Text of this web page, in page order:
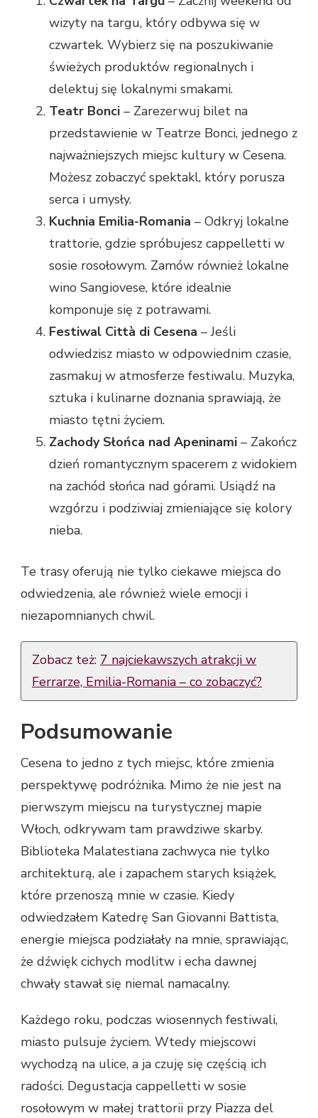
wizyty na targu, który odbywa się w
czwartek. Wybierz się na poszukiwanie
świeżych produktów regionalnych i
delektuj się lokalnymi smakami.
Teatr Bonci – Zarezerwuj bilet na
przedstawienie w Teatrze Bonci, jednego z
najważniejszych miejsc kultury w Cesena.
Możesz zobaczyć spektakl, który porusza
serca i umysły.
Kuchnia Emilia-Romania – Odkryj lokalne
trattorie, gdzie spróbujesz cappelletti w
sosie rosołowym. Zamów również lokalne
wino Sangiovese, które idealnie
komponuje się z potrawami.
Festiwal Città di Cesena – Jeśli
odwiedzisz miasto w odpowiednim czasie,
zasmakuj w atmosferze festiwalu. Muzyka,
sztuka i kulinarne doznania sprawiają, że
miasto tętni życiem.
Zachody Słońca nad Apeninami – Zakończ
dzień romantycznym spacerem z widokiem
na zachód słońca nad górami. Usiądź na
wzgórzu i podziwiaj zmieniające się kolory
nieba.
Te trasy oferują nie tylko ciekawe miejsca do
odwiedzenia, ale również wiele emocji i
niezapomnianych chwil.
Zobacz też: 7 najciekawszych atrakcji w
Ferrarze, Emilia-Romania – co zobaczyć?
Podsumowanie
Cesena to jedno z tych miejsc, które zmienia
perspektywę podróżnika. Mimo że nie jest na
pierwszym miejscu na turystycznej mapie
Włoch, odkrywam tam prawdziwe skarby.
Biblioteka Malatestiana zachwyca nie tylko
architekturą, ale i zapachem starych książek,
które przenoszą mnie w czasie. Kiedy
odwiedzałem Katedrę San Giovanni Battista,
energie miejsca podziałały na mnie, sprawiając,
że dźwięk cichych modlitw i echa dawnej
chwały stawał się niemal namacalny.
Każdego roku, podczas wiosennych festiwali,
miasto pulsuje życiem. Wtedy miejscowi
wychodzą na ulice, a ja czuję się częścią ich
radości. Degustacja cappelletti w sosie
rosołowym w małej trattorii przy Piazza del